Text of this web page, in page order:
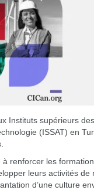
Instituts supérieurs
(ISSAT) en
à renforcer les
leurs activités de
d’une culture